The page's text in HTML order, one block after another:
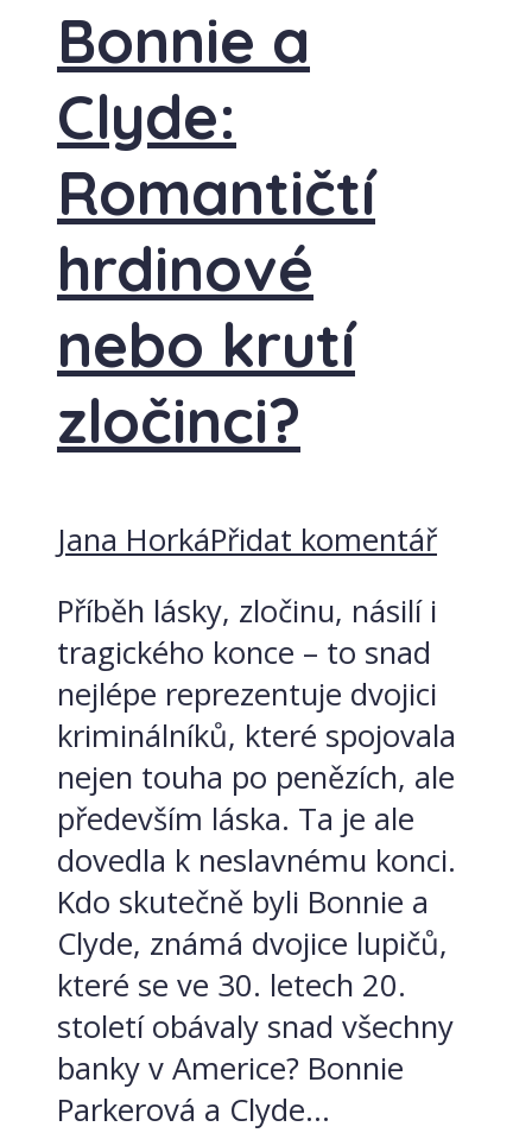
Bonnie a
Clyde:
Romantičtí
hrdinové
nebo krutí
zločinci?
Jana HorkáPřidat komentář
Příběh lásky, zločinu, násilí i
tragického konce – to snad
nejlépe reprezentuje dvojici
kriminálníků, které spojovala
nejen touha po penězích, ale
především láska. Ta je ale
dovedla k neslavnému konci.
Kdo skutečně byli Bonnie a
Clyde, známá dvojice lupičů,
které se ve 30. letech 20.
století obávaly snad všechny
banky v Americe? Bonnie
Parkerová a Clyde...